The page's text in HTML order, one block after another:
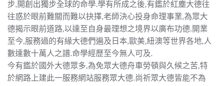
步,開創出獨步全球的命學.學有所成之後,有鑑於紅塵大德往
往惑於眼前難關而難以抉擇,老師決心投身命理事業,為眾大
德揭示眼前道路,以達至自身最理想之境界以廣布功德.開業
至今,服務過的有緣大德們遍及日本,歐美,紐澳等世界各地,人
數達數十萬人之譜.命學經歷至今無人可及.
今有鑑於國外大德眾多,為免眾大德舟車勞頓與久候之苦,特
於網路上建此一服務網站服務眾大德.尚祈眾大德皆能不為